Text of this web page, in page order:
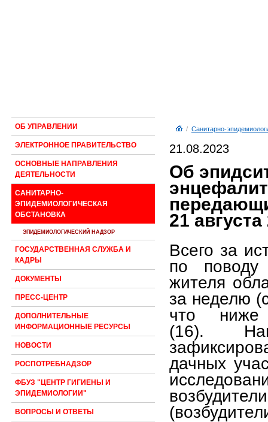
ОБ УПРАВЛЕНИИ
ЭЛЕКТРОННОЕ ПРАВИТЕЛЬСТВО
ОСНОВНЫЕ НАПРАВЛЕНИЯ
ДЕЯТЕЛЬНОСТИ
САНИТАРНО-
ЭПИДЕМИОЛОГИЧЕСКАЯ
ОБСТАНОВКА
ЭПИДЕМИОЛОГИЧЕСКИЙ НАДЗОР
ГОСУДАРСТВЕННАЯ СЛУЖБА И
КАДРЫ
ДОКУМЕНТЫ
ПРЕСС-ЦЕНТР
ДОПОЛНИТЕЛЬНЫЕ
ИНФОРМАЦИОННЫЕ РЕСУРСЫ
НОВОСТИ
РОСПОТРЕБНАДЗОР
ФБУЗ "ЦЕНТР ГИГИЕНЫ И
ЭПИДЕМИОЛОГИИ"
ВОПРОСЫ И ОТВЕТЫ
/ Санитарно-
21.08.2023
Об
21
Всего за
по поводу
жителя
за неделю
что
(16).
дачных